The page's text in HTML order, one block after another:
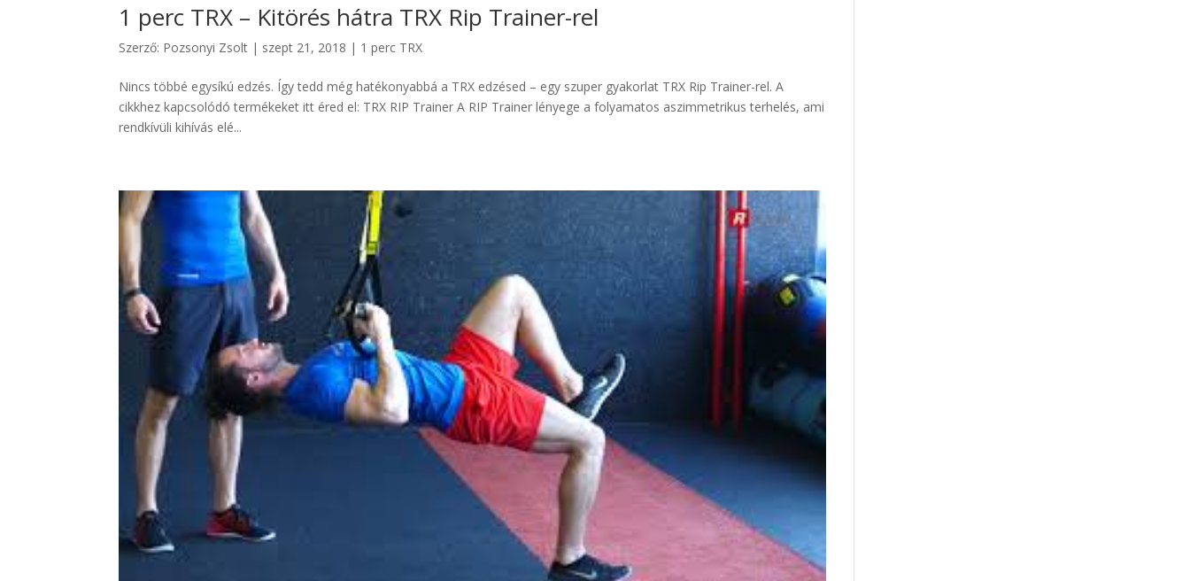
1 perc TRX – Kitörés hátra TRX Rip Trainer-rel
Szerző: Pozsonyi Zsolt | szept 21, 2018 | 1 perc TRX
Nincs többé egysíkú edzés. Így tedd még hatékonyabbá a TRX edzésed – egy szuper gyakorlat TRX Rip Trainer-rel. A
cikkhez kapcsolódó termékeket itt éred el: TRX RIP Trainer A RIP Trainer lényege a folyamatos aszimmetrikus terhelés, ami
rendkívüli kihívás elé...